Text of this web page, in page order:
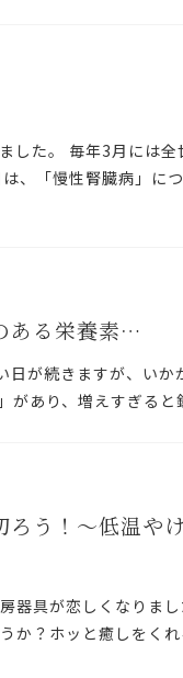
した。 毎年3月には全
、「慢性腎臓病」に
ある栄養素…
が続きますが、いか
があり、増えすぎる
う！～低温や
器具が恋しくなりまし
か？ホッと癒しをく